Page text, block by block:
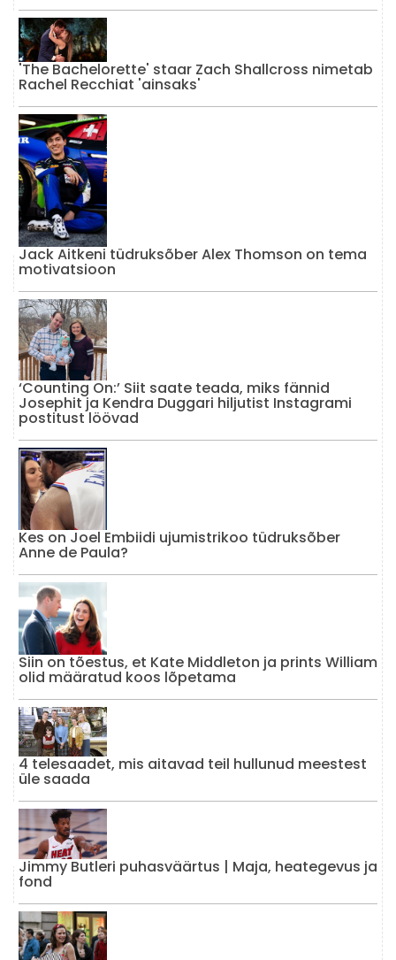
'The Bachelorette' staar Zach Shallcross nimetab
Rachel Recchiat 'ainsaks'
Jack Aitkeni tüdruksõber Alex Thomson on tema
motivatsioon
‘Counting On:’ Siit saate teada, miks fännid
Josephit ja Kendra Duggari hiljutist Instagrami
postitust löövad
Kes on Joel Embiidi ujumistrikoo tüdruksõber
Anne de Paula?
Siin on tõestus, et Kate Middleton ja prints William
olid määratud koos lõpetama
4 telesaadet, mis aitavad teil hullunud meestest
üle saada
Jimmy Butleri puhasväärtus | Maja, heategevus ja
fond